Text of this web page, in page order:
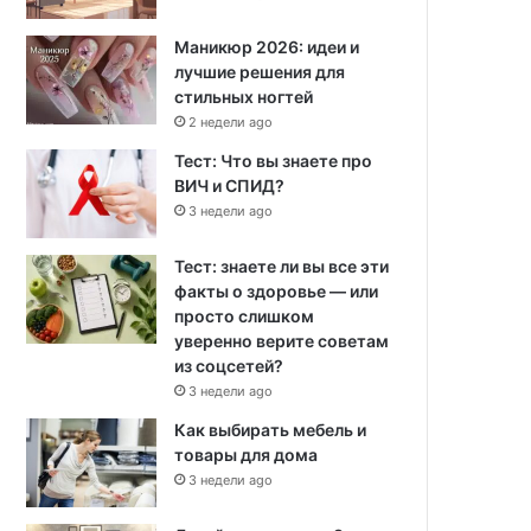
Маникюр 2026: идеи и
лучшие решения для
стильных ногтей
2 недели ago
Тест: Что вы знаете про
ВИЧ и СПИД?
3 недели ago
Тест: знаете ли вы все эти
факты о здоровье — или
просто слишком
уверенно верите советам
из соцсетей?
3 недели ago
Как выбирать мебель и
товары для дома
3 недели ago